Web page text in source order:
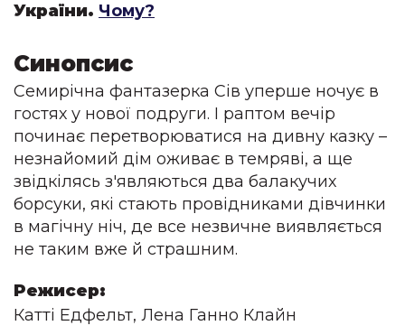
України. Чому?
Синопсис
Семирічна фантазерка Сів уперше ночує в
гостях у нової подруги. І раптом вечір
починає перетворюватися на дивну казку –
незнайомий дім оживає в темряві, а ще
звідкілясь з'являються два балакучих
борсуки, які стають провідниками дівчинки
в магічну ніч, де все незвичне виявляється
не таким вже й страшним.
Режисер:
Катті Едфельт, Лена Ганно Клайн